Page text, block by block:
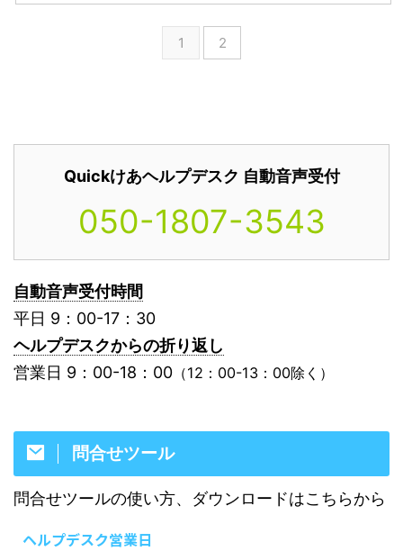
1 2
Quickけあヘルプデスク 自動音声受付
050-1807-3543
自動音声受付時間
平日 9：00-17：30
ヘルプデスクからの折り返し
営業日 9：00-18：00 （12：00-13：00除く）
問合せツール
問合せツールの使い方、ダウンロードはこちらから
ヘルプデスク営業日